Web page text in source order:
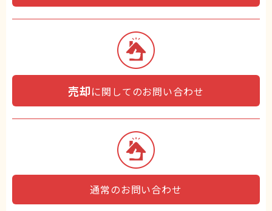
売却に関してのお問い合わせ
通常のお問い合わせ